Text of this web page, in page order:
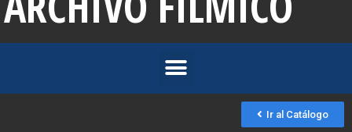
Ir al Catálogo